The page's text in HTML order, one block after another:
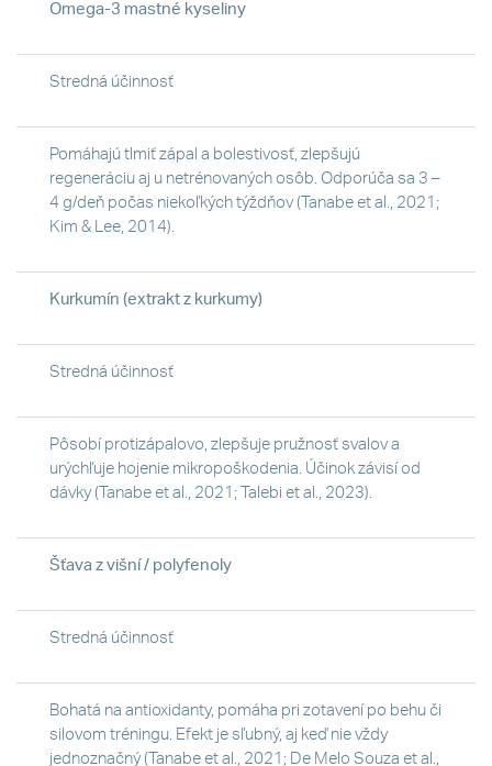
Omega-3 mastné kyseliny
Stredná účinnosť
Pomáhajú tlmiť zápal a bolestivosť, zlepšujú
regeneráciu aj u netrénovaných osôb. Odporúča sa 3 –
4 g/deň počas niekoľkých týždňov (Tanabe et al., 2021;
Kim & Lee, 2014).
Kurkumín (extrakt z kurkumy)
Stredná účinnosť
Pôsobí protizápalovo, zlepšuje pružnosť svalov a
urýchľuje hojenie mikropoškodenia. Účinok závisí od
dávky (Tanabe et al., 2021; Talebi et al., 2023).
Šťava z višní / polyfenoly
Stredná účinnosť
Bohatá na antioxidanty, pomáha pri zotavení po behu či
silovom tréningu. Efekt je sľubný, aj keď nie vždy
jednoznačný (Tanabe et al., 2021; De Melo Souza et al.,